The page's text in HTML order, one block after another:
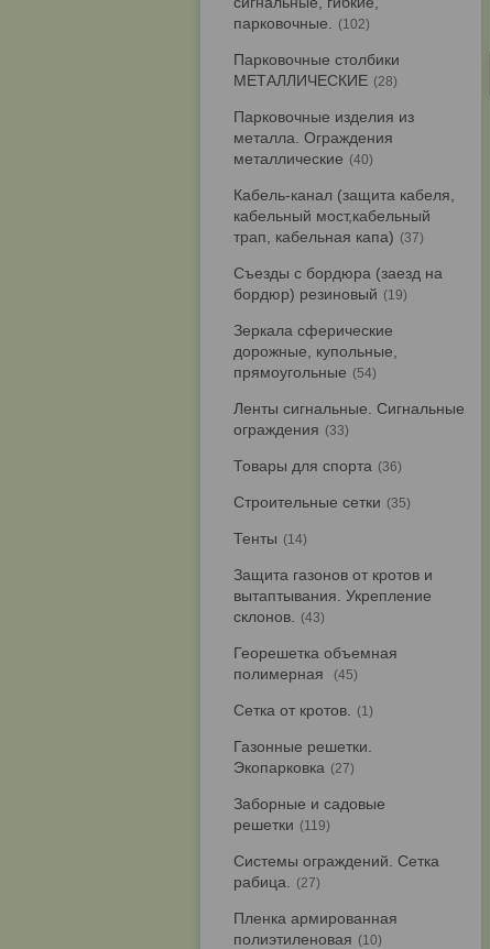
парковочные.
102
Парковочные столбики
МЕТАЛЛИЧЕСКИЕ
28
Парковочные изделия из
металла. Ограждения
металлические
40
Кабель-канал (защита кабеля,
кабельный мост,кабельный
трап, кабельная капа)
37
Съезды с бордюра (заезд на
бордюр) резиновый
19
Зеркала сферические
дорожные, купольные,
прямоугольные
54
Ленты сигнальные. Сигнальные
ограждения
33
Товары для спорта 36
Строительные сетки 35
Тенты 14
Защита газонов от кротов и
вытаптывания. Укрепление
склонов.
43
Георешетка объемная
полимерная
45
Сетка от кротов. 1
Газонные решетки.
Экопарковка
27
Заборные и садовые
решетки
119
Системы ограждений. Сетка
рабица.
27
Пленка армированная
полиэтиленовая
10